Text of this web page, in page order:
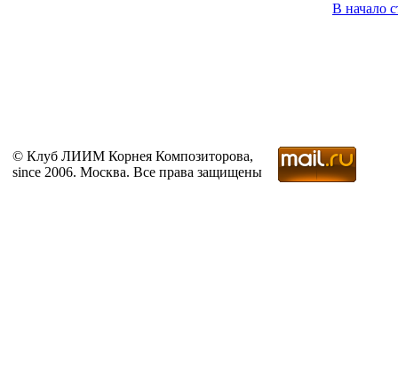
В начало
© Клуб ЛИИМ Корнея Композиторова,
since 2006. Москва. Все права защищены